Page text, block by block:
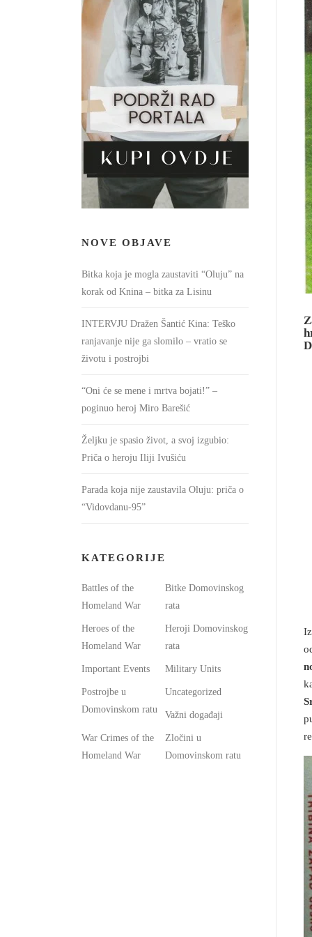
NOVE OBJAVE
Bitka koja je mogla zaustaviti “Oluju” na
korak od Knina – bitka za Lisinu
INTERVJU Dražen Šantić Kina: Teško
ranjavanje nije ga slomilo – vratio se
životu i postrojbi
“Oni će se mene i mrtva bojati!” –
poginuo heroj Miro Barešić
Željku je spasio život, a svoj izgubio:
Priča o heroju Iliji Ivušiću
Parada koja nije zaustavila Oluju: priča o
“Vidovdanu-95”
KATEGORIJE
Battles of the
Homeland War
Bitke Domovinskog
rata
Heroes of the
Homeland War
Heroji Domovinskog
rata
Important Events Military Units
Postrojbe u
Domovinskom ratu
Uncategorized
Važni događaji
War Crimes of the
Homeland War
Zločini u
Domovinskom ratu